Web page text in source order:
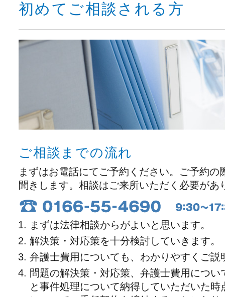
初めてご相談される方
ご相談までの流れ
まずはお電話にてご予約ください。ご予約の
聞きします。相談はご来所いただく必要があ
まずは法律相談からがよいと思います。
解決策・対応策を十分検討していきます。
弁護士費用についても、わかりやすくご説
問題の解決策・対応策、弁護士費用につ
と事件処理について納得していただいた